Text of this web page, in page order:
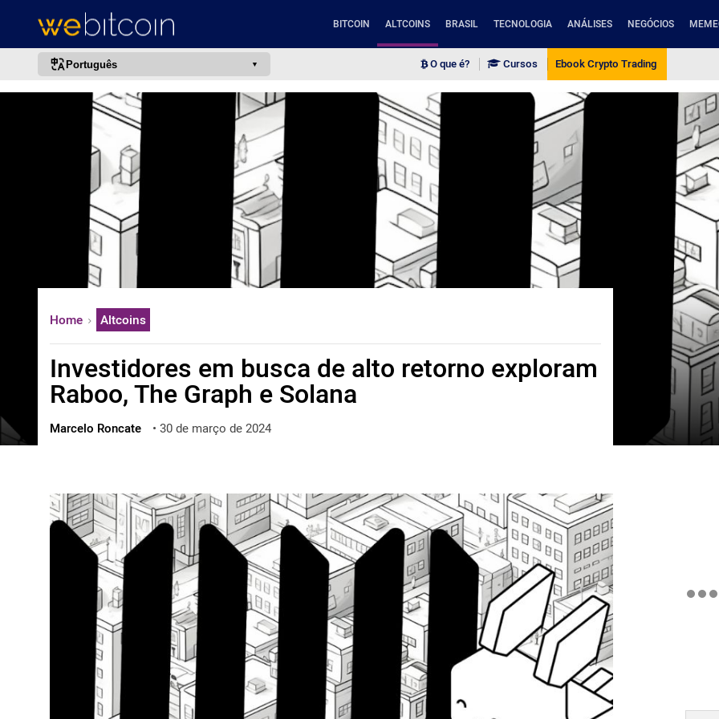
BITCOIN ALTCOINS BRASIL TECNOLOGIA ANÁLISES NEGÓCIOS
Português
português (BR)
english
español
français
italiano
deutsch
日本語
中文
한국어
العربية
ไทย
ქართული
O que é? Cursos Ebook Crypto Trading
Home Altcoins
Investidores em busca de alto retorno exploram
Raboo, The Graph e Solana
Marcelo Roncate • 30 de março de 2024